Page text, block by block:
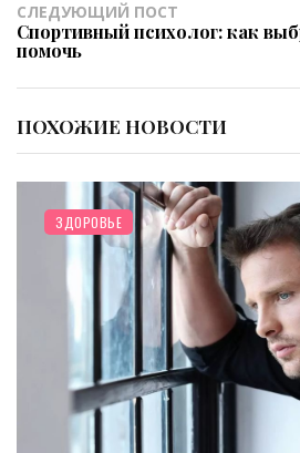
СЛЕДУЮЩИЙ ПОСТ
Спортивный психолог: как
помочь
ПОХОЖИЕ НОВОСТИ
ЗДОРОВЬЕ